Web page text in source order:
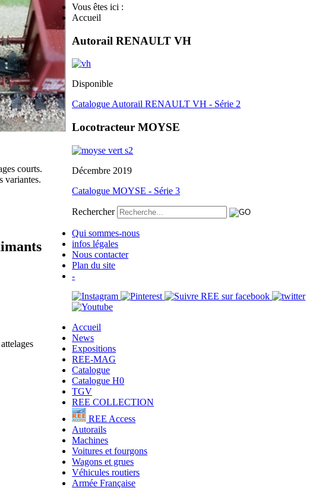
courts.
variantes.
Vous êtes ici :
Accueil
Autorail RENAULT VH
Disponible
Catalogue Autorail RENAULT VH - Série 2
Locotracteur MOYSE
Décembre 2019
Catalogue MOYSE - Série 3
Rechercher
Qui sommes-nous
infos légales
Nous contacter
Plan du site
-
Accueil
News
Expositions
REE-MAG
Catalogue
Catalogue H0
TGV
REE COLLECTION
REE Access
Autorails
Machines
Voitures et fourgons
Wagons et grues
Véhicules routiers
Armée Française